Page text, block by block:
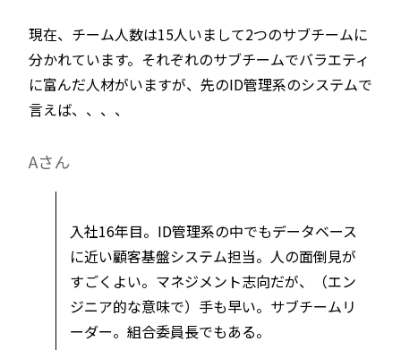
現在、チーム人数は15人いまして2つのサブチームに
分かれています。それぞれのサブチームでバラエティ
に富んだ人材がいますが、先のID管理系のシステムで
言えば、、、、
Aさん
入社16年目。ID管理系の中でもデータベース
に近い顧客基盤システム担当。人の面倒見が
すごくよい。マネジメント志向だが、（エン
ジニア的な意味で）手も早い。サブチームリ
ーダー。組合委員長でもある。